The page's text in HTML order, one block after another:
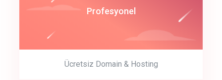
Get Started
Profesyonel
Ücretsiz Domain & Hosting
Start Up